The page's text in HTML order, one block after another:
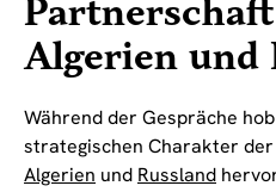
Algerien und
Während der Gespräche
strategischen Charakter der
Algerien und Russland